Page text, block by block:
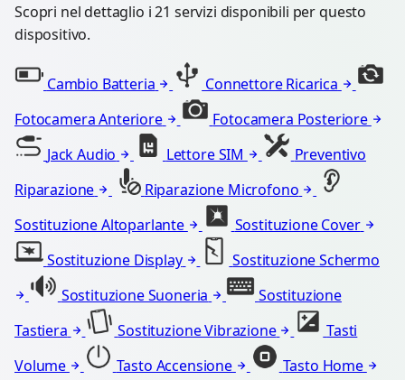
Scopri nel dettaglio i 21 servizi disponibili per questo
dispositivo.
Cambio Batteria
Connettore Ricarica
Fotocamera Anteriore
Fotocamera Posteriore
Jack Audio
Lettore SIM
Preventivo
Riparazione
Riparazione Microfono
Sostituzione Altoparlante
Sostituzione Cover
Sostituzione Display
Sostituzione Schermo
Sostituzione Suoneria
Sostituzione
Tastiera
Sostituzione Vibrazione
Tasti
Volume
Tasto Accensione
Tasto Home